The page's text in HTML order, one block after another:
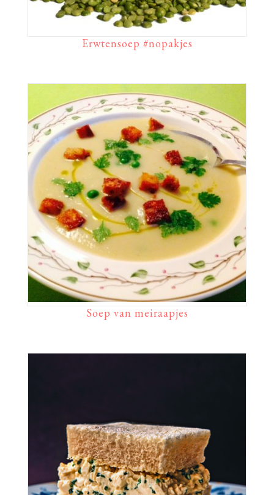
Erwtensoep #nopakjes
Soep van meiraapjes